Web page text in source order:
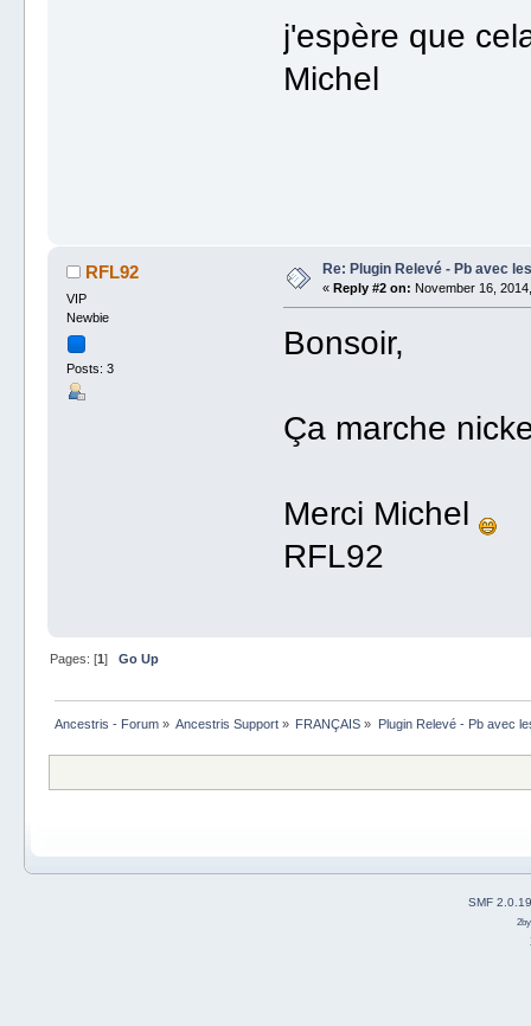
j'espère que
Michel
RFL92
VIP
Newbie
Posts: 3
Re: Plugin Relevé - Pb avec
« Reply #2 on: November 16,
Bonsoir,
Ça marche
Merci Michel
RFL92
Pages: [1 ] Go Up
Ancestris - Forum» Ancestris Support » FRANÇAIS » Plugin Relevé - Pb avec
SMF 2.0.19